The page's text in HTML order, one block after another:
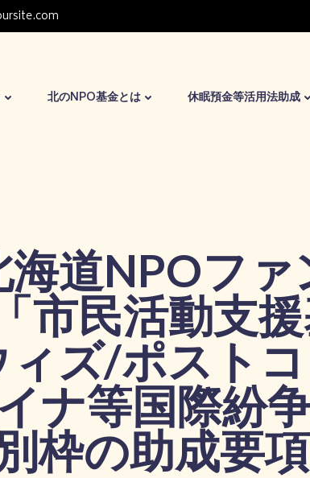
北のNPO基金とは 休眠預金等活用法助成
道NPOファ
市民活動支
ィズ/ポスト
ナ等国際紛
枠の助成要